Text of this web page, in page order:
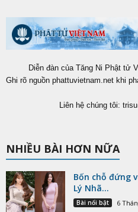
Diễn đàn của Tăng Ni Phật tử
Ghi rõ nguồn phattuvietnam.net khi
Liên hệ chúng tôi:
NHIỀU BÀI HƠN NỮA
Bốn chỗ đứng
Lý Nhã...
Bài nổi bật 6